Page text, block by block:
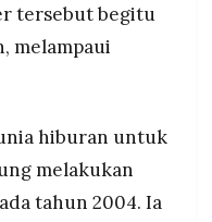
tersebut begitu
melampaui
hiburan untuk
melakukan
tahun 2004. Ia